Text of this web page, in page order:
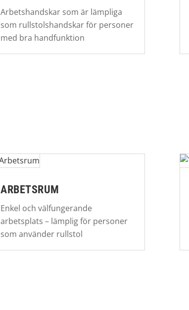
Arbetshandskar som är lämpliga
som rullstolshandskar för personer
med bra handfunktion
ARBETSRUM
Enkel och välfungerande
arbetsplats – lämplig för personer
som använder rullstol